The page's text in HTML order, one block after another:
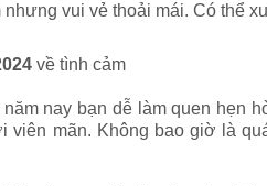
nhưng vui vẻ thoải mái. Có thể
về tình cảm
nay bạn dễ làm quen hẹn
viên mãn. Không bao giờ là